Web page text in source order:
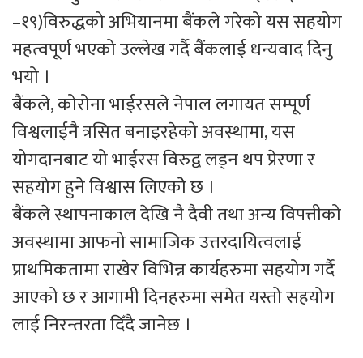
–१९)विरुद्धको अभियानमा बैंकले गरेको यस सहयोग
महत्वपूर्ण भएको उल्लेख गर्दै बैंकलाई धन्यवाद दिनु
भयो ।
बैंकले, कोरोना भाईरसले नेपाल लगायत सम्पूर्ण
विश्वलाईनै त्रसित बनाइरहेको अवस्थामा, यस
योगदानबाट यो भाईरस विरुद्व लड्न थप प्रेरणा र
सहयोग हुने विश्वास लिएकोे छ ।
बैंकले स्थापनाकाल देखि नै दैवी तथा अन्य विपत्तीको
अवस्थामा आफनो सामाजिक उत्तरदायित्वलाई
प्राथमिकतामा राखेर विभिन्न कार्यहरुमा सहयोग गर्दै
आएको छ र आगामी दिनहरुमा समेत यस्तो सहयोग
लाई निरन्तरता दिँदै जानेछ ।